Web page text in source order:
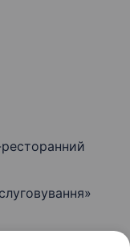
ресторанний